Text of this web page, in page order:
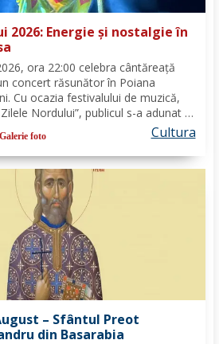
2026: Energie și nostalgie în
ora 22:00 celebra cântăreață
concert răsunător în Poiana
Cu ocazia festivalului de muzică,
Nordului”, publicul s-a adunat în
bucurându-se de noaptea
unei oaze verzi,...
Galerie foto Cultura
– Sfântul Preot
din Basarabia